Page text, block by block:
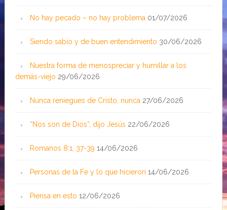
No hay pecado – no hay problema 01/07/2026
Siendo sabio y de buen entendimiento 30/06/2026
Nuestra forma de menospreciar y humillar a los
demás-viejo 29/06/2026
Nunca reniegues de Cristo, nunca 27/06/2026
“Nos son de Dios”, dijo Jesús 22/06/2026
Romanos 8:1, 37-39 14/06/2026
Personas de la Fe y lo que hicieron 14/06/2026
Piensa en esto 12/06/2026